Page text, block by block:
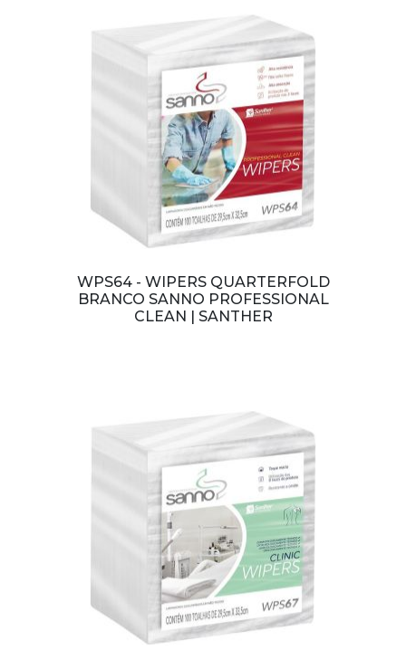
WPS64 - WIPERS QUARTERFOLD
BRANCO SANNO PROFESSIONAL
CLEAN | SANTHER